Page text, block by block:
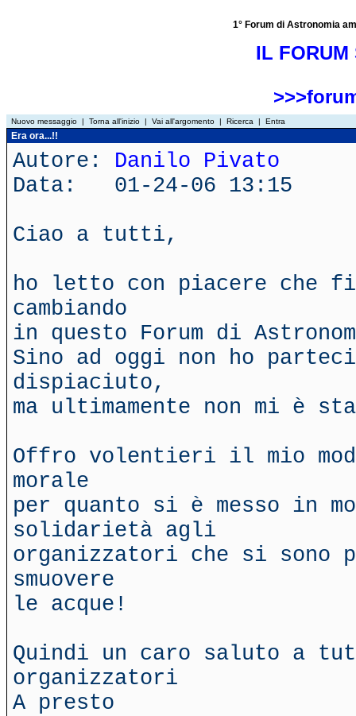
1° Forum di Astronomia
IL FORUM
Nuovo messaggio | Torna all'inizio | Vai all'argomento | Ricerca | Entra
Era ora...!!
Autore: Danilo Pivato
Data: 01-24-06 13:15
Ciao a tutti,
ho letto con piacere che
cambiando
in questo Forum di
Sino ad oggi non ho
dispiaciuto,
ma ultimamente non mi è
Offro volentieri il mio
morale
per quanto si è messo in
solidarietà agli
organizzatori che si
smuovere
le acque!
Quindi un caro saluto a
organizzatori
A presto